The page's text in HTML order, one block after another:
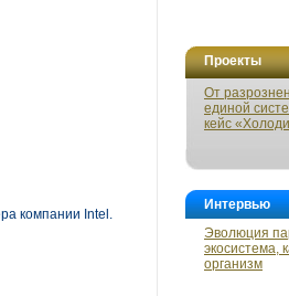
Проекты
От
единой
кейс
Интервью
Эволюция
экосистема,
организм
компании Intel.